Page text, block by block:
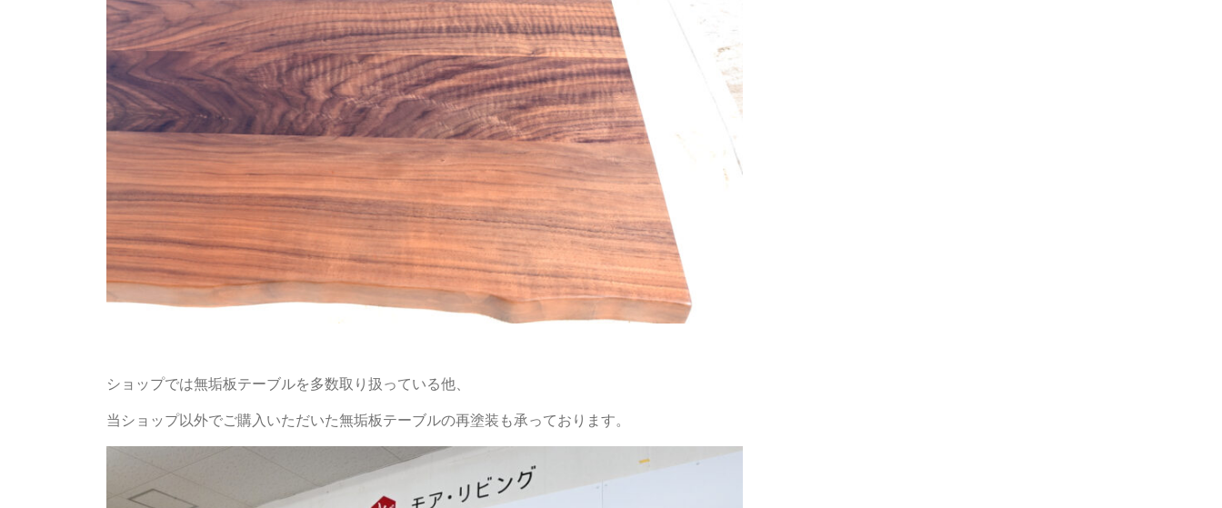
ショップでは無垢板テーブルを多数取り扱っている他、
当ショップ以外でご購入いただいた無垢板テーブルの再塗装も承っております。